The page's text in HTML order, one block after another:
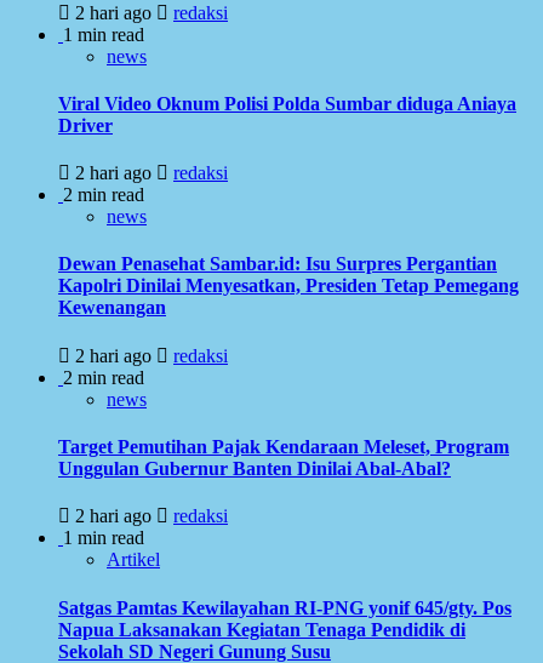
2 hari ago
redaksi
1 min read
news
Viral Video Oknum Polisi Polda Sumbar diduga Aniaya
Driver
2 hari ago
redaksi
2 min read
news
Dewan Penasehat Sambar.id: Isu Surpres Pergantian
Kapolri Dinilai Menyesatkan, Presiden Tetap Pemegang
Kewenangan
2 hari ago
redaksi
2 min read
news
Target Pemutihan Pajak Kendaraan Meleset, Program
Unggulan Gubernur Banten Dinilai Abal-Abal?
2 hari ago
redaksi
1 min read
Artikel
Satgas Pamtas Kewilayahan RI-PNG yonif 645/gty. Pos
Napua Laksanakan Kegiatan Tenaga Pendidik di
Sekolah SD Negeri Gunung Susu